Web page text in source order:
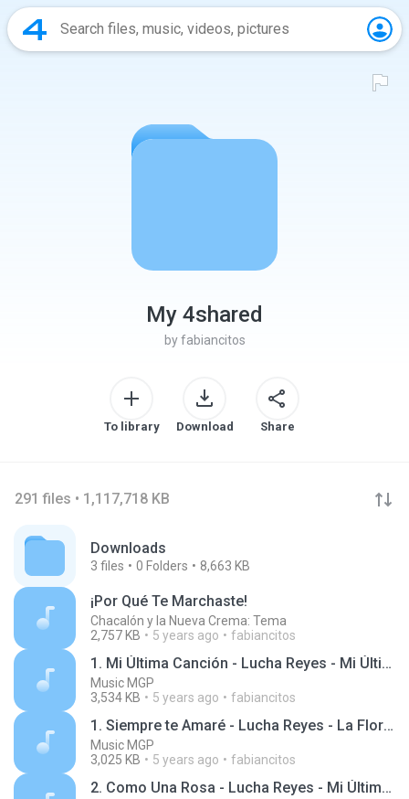
My 4shared
by fabiancitos
To library Download Share
291 files • 1,117,718 KB
Downloads
3 files 0 Folders 8,663 KB
¡Por Qué Te Marchaste!
Chacalón y la Nueva Crema: Tema
2,757 KB
5 years ago fabiancitos
1. Mi Última Canción - Lucha Reyes - Mi Última Canción, Vol. 5 - Serie Regresa
Music MGP
3,534 KB
5 years ago fabiancitos
1. Siempre te Amaré - Lucha Reyes - La Flor de la Canela, Vol. 1 - Serie Regresa
Music MGP
3,025 KB
5 years ago fabiancitos
2. Como Una Rosa - Lucha Reyes - Mi Última Canción, Vol. 5 - Serie Regresa